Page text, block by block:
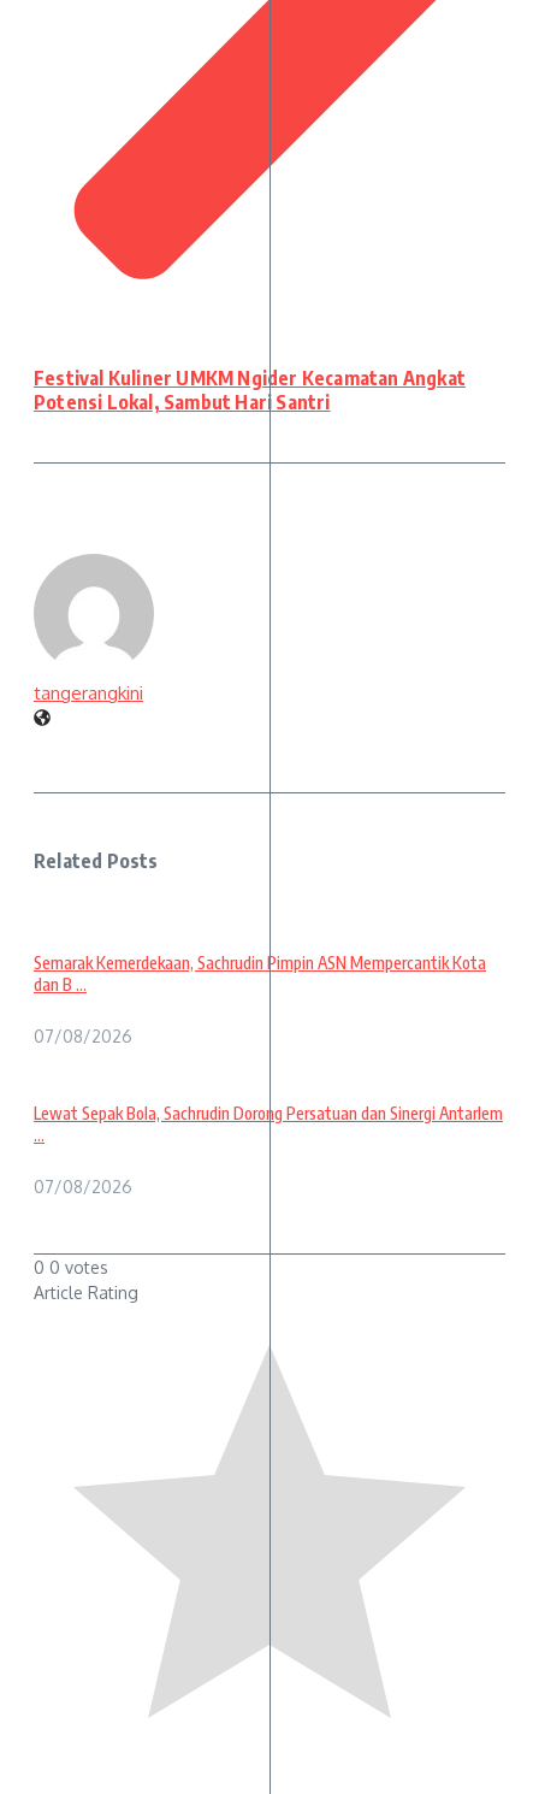
Festival Kuliner UMKM Ngider Kecamatan Angkat
Potensi Lokal, Sambut Hari Santri
tangerangkini
Related Posts
Semarak Kemerdekaan, Sachrudin Pimpin ASN Mempercantik Kota
dan B ...
07/08/2026
Lewat Sepak Bola, Sachrudin Dorong Persatuan dan Sinergi Antarlem
...
07/08/2026
0 0 votes
Article Rating